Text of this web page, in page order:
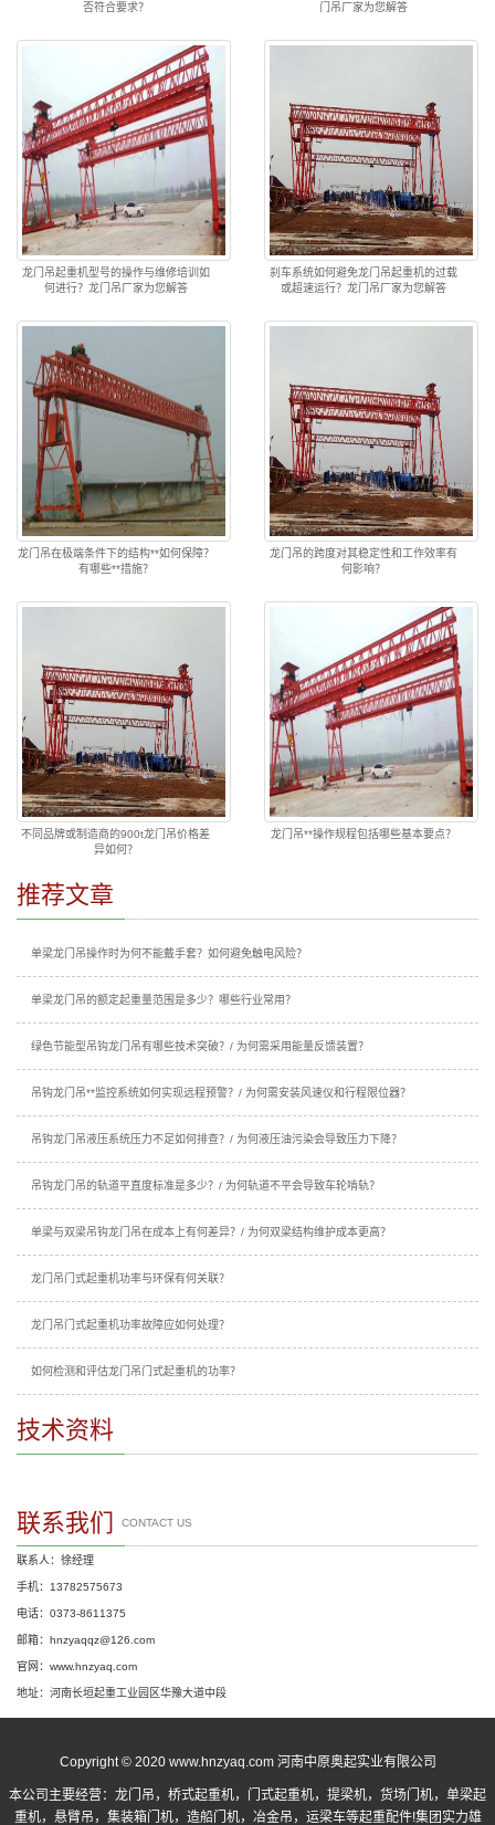
否符合要求？
门吊厂家为您解答
龙门吊起重机型号的操作与维修培训如
何进行？龙门吊厂家为您解答
刹车系统如何避免龙门吊起重机的过载
或超速运行？龙门吊厂家为您解答
龙门吊在极端条件下的结构**如何保障？
有哪些**措施？
龙门吊的跨度对其稳定性和工作效率有
何影响？
不同品牌或制造商的900t龙门吊价格差
异如何？
龙门吊**操作规程包括哪些基本要点？
推荐文章
单梁龙门吊操作时为何不能戴手套？如何避免触电风险？
单梁龙门吊的额定起重量范围是多少？哪些行业常用？
绿色节能型吊钩龙门吊有哪些技术突破？/ 为何需采用能量反馈装置？
吊钩龙门吊**监控系统如何实现远程预警？/ 为何需安装风速仪和行程限位器？
吊钩龙门吊液压系统压力不足如何排查？/ 为何液压油污染会导致压力下降？
吊钩龙门吊的轨道平直度标准是多少？/ 为何轨道不平会导致车轮啃轨？
单梁与双梁吊钩龙门吊在成本上有何差异？/ 为何双梁结构维护成本更高？
龙门吊门式起重机功率与环保有何关联？
龙门吊门式起重机功率故障应如何处理？
如何检测和评估龙门吊门式起重机的功率？
技术资料
联系我们 CONTACT US
联系人：徐经理
手机：13782575673
电话：0373-8611375
邮箱：hnzyaqqz@126.com
官网：www.hnzyaq.com
地址：河南长垣起重工业园区华豫大道中段
Copyright © 2020 www.hnzyaq.com 河南中原奥起实业有限公司
本公司主要经营： 龙门吊 ， 桥式起重机， 门式起重机，提梁机，货场门机，单梁起
重机，悬臂吊，集装箱门机，造船门机，冶金吊，运梁车等起重配件!集团实力雄